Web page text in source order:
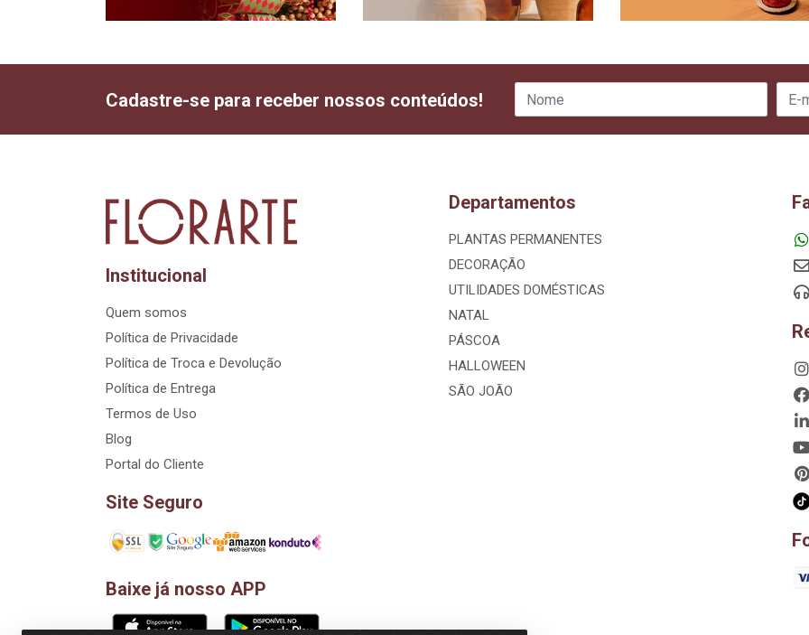
Cadastre-se para receber nossos conteúdos!
Institucional
Quem somos
Política de Privacidade
Política de Troca e Devolução
Política de Entrega
Termos de Uso
Blog
Portal do Cliente
Site Seguro
Baixe já nosso APP
Departamentos
PLANTAS PERMANENTES
DECORAÇÃO
UTILIDADES DOMÉSTICAS
NATAL
PÁSCOA
HALLOWEEN
SÃO JOÃO